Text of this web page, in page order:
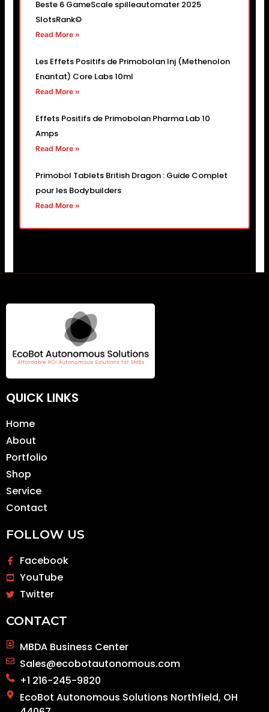
Beste 6 GameScale spilleautomater 2025
SlotsRank©
Read More »
Les Effets Positifs de Primobolan Inj (Methenolon
Enantat) Core Labs 10ml
Read More »
Effets Positifs de Primobolan Pharma Lab 10
Amps
Read More »
Primobol Tablets British Dragon : Guide Complet
pour les Bodybuilders
Read More »
QUICK LINKS
Home
About
Portfolio
Shop
Service
Contact
FOLLOW US
Facebook
YouTube
Twitter
CONTACT
MBDA Business Center
Sales@ecobotautonomous.com
+1 216-245-9820
EcoBot Autonomous Solutions Northfield, OH